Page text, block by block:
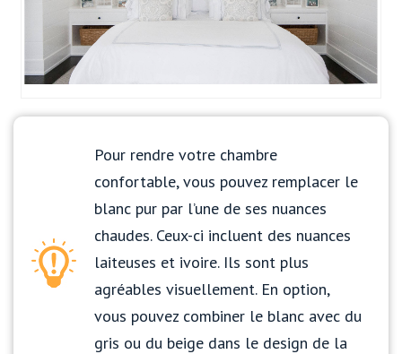
Pour rendre votre chambre
confortable, vous pouvez remplacer le
blanc pur par l’une de ses nuances
chaudes. Ceux-ci incluent des nuances
laiteuses et ivoire. Ils sont plus
agréables visuellement. En option,
vous pouvez combiner le blanc avec du
gris ou du beige dans le design de la